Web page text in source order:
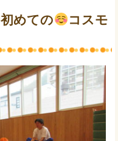
初めての
コスモ